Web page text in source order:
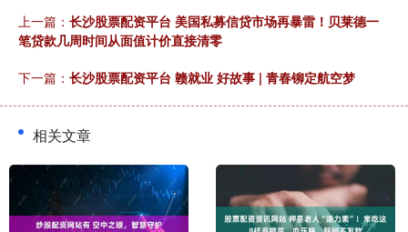
上一篇： 长沙股票配资平台 美国私募信贷市场再暴雷！贝莱德一
笔贷款几周时间从面值计价直接清零
下一篇： 长沙股票配资平台 赣就业 好故事 | 青春铆定航空梦
相关文章